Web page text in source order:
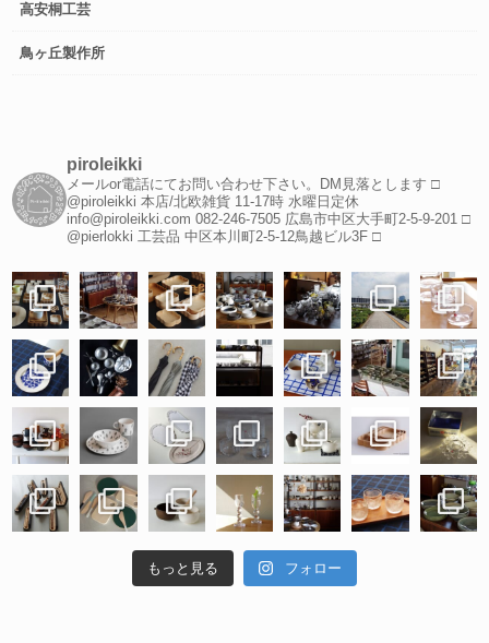
高安桐工芸
鳥ヶ丘製作所
piroleikki
メールor電話にてお問い合わせ下さい。DM見落とします □
@piroleikki 本店/北欧雑貨 11-17時 水曜日定休
info@piroleikki.com 082-246-7505 広島市中区大手町2-5-9-201 □
@pierlokki 工芸品 中区本川町2-5-12鳥越ビル3F □
もっと見る フォロー